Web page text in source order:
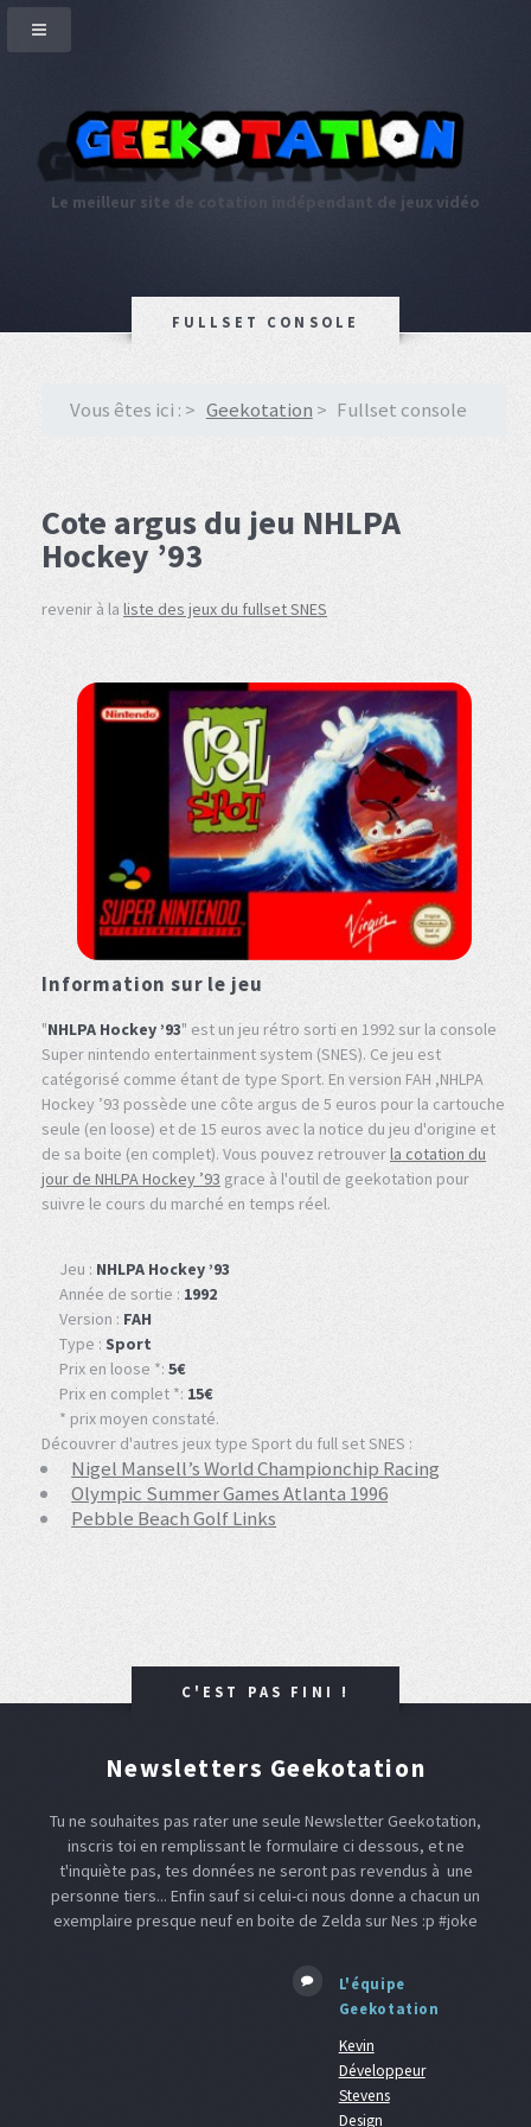
Le meilleur site de cotation indépendant de jeux vidéo
FULLSET CONSOLE
Vous êtes ici : Geekotation Fullset console
Cote argus du jeu NHLPA
Hockey ’93
revenir à la liste des jeux du fullset SNES
Information sur le jeu
"NHLPA Hockey ’93" est un jeu rétro sorti en 1992 sur la console
Super nintendo entertainment system (SNES). Ce jeu est
catégorisé comme étant de type Sport. En version FAH ,NHLPA
Hockey ’93 possède une côte argus de 5 euros pour la cartouche
seule (en loose) et de 15 euros avec la notice du jeu d'origine et
de sa boite (en complet). Vous pouvez retrouverla cotation du
jour de NHLPA Hockey ’93 grace à l'outil de geekotation pour
suivre le cours du marché en temps réel.
Jeu : NHLPA Hockey ’93
Année de sortie : 1992
Version : FAH
Type : Sport
Prix en loose *: 5€
Prix en complet *: 15€
* prix moyen constaté.
Découvrer d'autres jeux type Sport du full set SNES :
Nigel Mansell’s World Championchip Racing
Olympic Summer Games Atlanta 1996
Pebble Beach Golf Links
C'EST PAS FINI !
Newsletters Geekotation
Tu ne souhaites pas rater une seule Newsletter Geekotation,
inscris toi en remplissant le formulaire ci dessous, et ne
t'inquiète pas, tes données ne seront pas revendus à une
personne tiers... Enfin sauf si celui-ci nous donne a chacun un
exemplaire presque neuf en boite de Zelda sur Nes :p #joke
L'équipe
Geekotation
Kevin
Développeur
Stevens
Design